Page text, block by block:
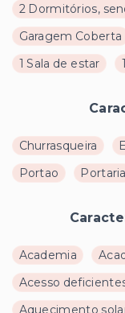
2 Dormitórios,
Garagem Coberta
1 Sala de estar
Churrasqueira
Portao
Portaria
Academia
Acesso
Aquecimento